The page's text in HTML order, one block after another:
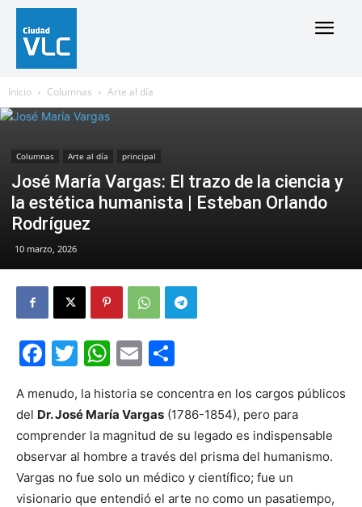
Inicio Columnas Arte al día
Columnas Arte al día principal
José María Vargas: El trazo de la ciencia y
la estética humanista | Esteban Orlando
Rodríguez
10 marzo, 2026
Facebook
Twitter
WhatsApp
Email
A menudo, la historia se concentra en los cargos públicos
del Dr. José María Vargas (1786-1854), pero para
comprender la magnitud de su legado es indispensable
observar al hombre a través del prisma del humanismo.
Vargas no fue solo un médico y científico; fue un
visionario que entendió el arte no como un pasatiempo,